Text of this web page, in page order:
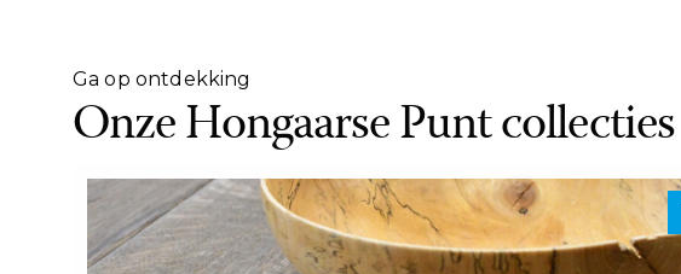
Ga op ontdekking
Onze Hongaarse Punt collecties